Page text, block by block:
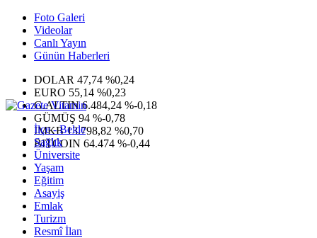
Foto Galeri
Videolar
Canlı Yayın
Günün Haberleri
DOLAR 47,74 %0,24
EURO 55,14 %0,23
G.ALTIN6.484,24 %-0,18
GÜMÜŞ 94 %-0,78
IMKB13.798,82 %0,70
BITCOIN 64.474 %-0,44
İlçe - Belde
Sağlık
Üniversite
Yaşam
Eğitim
Asayiş
Emlak
Turizm
Resmî İlan